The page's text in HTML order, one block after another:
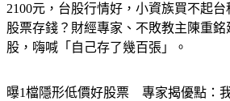
2100元，台股行情好，小資族買不起
股票存錢？財經專家、不敗教主陳重
股，嗨喊「自己存了幾百張」。
曝1檔隱形低價好股票　專家揭優點：